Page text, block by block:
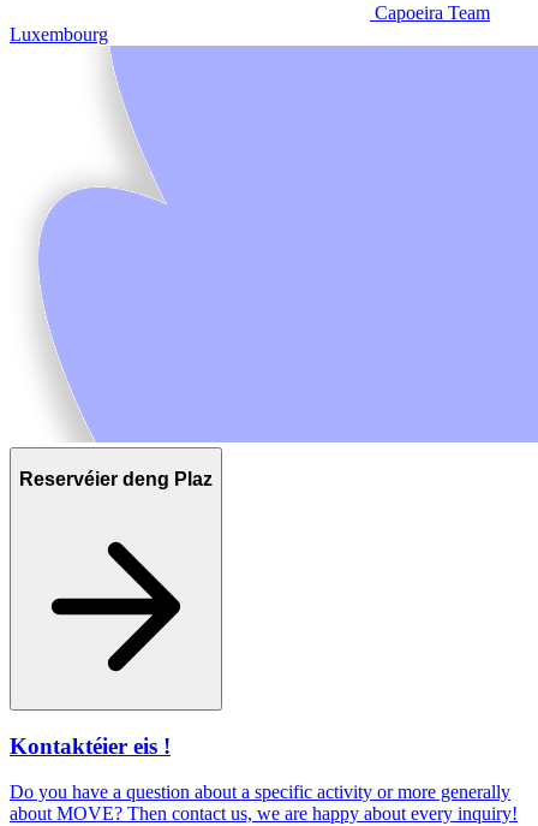
Capoeira Team
Luxembourg
Reservéier deng Plaz
Kontaktéier eis !
Do you have a question about a specific activity or more generally
about MOVE? Then contact us, we are happy about every inquiry!